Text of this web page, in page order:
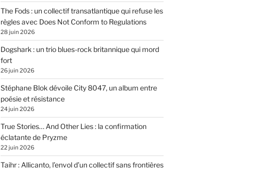
The Fods : un collectif transatlantique qui refuse les
règles avec Does Not Conform to Regulations
28 juin 2026
Dogshark : un trio blues-rock britannique qui mord
fort
26 juin 2026
Stéphane Blok dévoile City 8047, un album entre
poésie et résistance
24 juin 2026
True Stories… And Other Lies : la confirmation
éclatante de Pryzme
22 juin 2026
Taihr : Allicanto, l’envol d’un collectif sans frontières